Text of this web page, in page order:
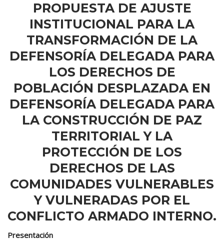
PROPUESTA DE AJUSTE
INSTITUCIONAL PARA LA
TRANSFORMACIÓN DE LA
DEFENSORÍA DELEGADA PARA
LOS DERECHOS DE
POBLACIÓN DESPLAZADA EN
DEFENSORÍA DELEGADA PARA
LA CONSTRUCCIÓN DE PAZ
TERRITORIAL Y LA
PROTECCIÓN DE LOS
DERECHOS DE LAS
COMUNIDADES VULNERABLES
Y VULNERADAS POR EL
CONFLICTO ARMADO INTERNO.
Presentación